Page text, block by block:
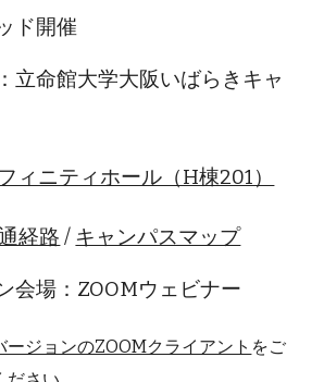
ド開催
立命館大学大阪いばらきキャ
ィニティホール（H棟201）
経路 / キャンパスマップ
会場：ZOOMウェビナー
ージョンのZOOMクライアント をご